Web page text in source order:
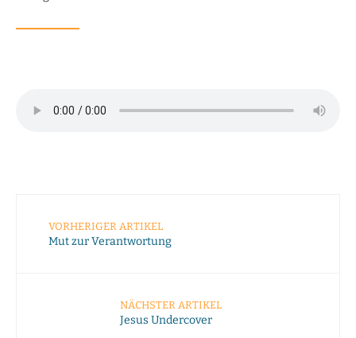
VORHERIGER ARTIKEL
Mut zur Verantwortung
NÄCHSTER ARTIKEL
Jesus Undercover